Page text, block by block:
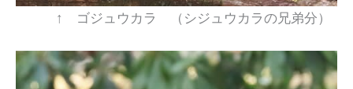
↑ ゴジュウカラ （シジュウカラの兄弟分）